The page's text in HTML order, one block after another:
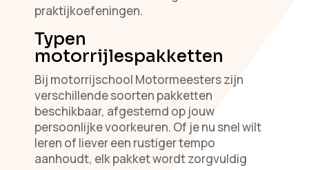
praktijkoefeningen.
Typen
motorrijlespakketten
Bij motorrijschool Motormeesters zijn
verschillende soorten pakketten
beschikbaar, afgestemd op jouw
persoonlijke voorkeuren. Of je nu snel wilt
leren of liever een rustiger tempo
aanhoudt, elk pakket wordt zorgvuldig